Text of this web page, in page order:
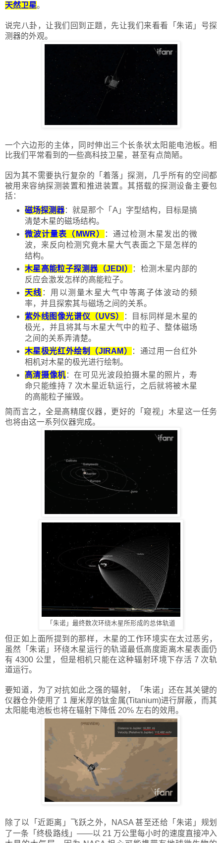
天然卫星。
说完八卦，让我们回到正题，先让我们来看看 「 朱诺 」 号探
测器的外观。
一个六边形的主体，同时伸出三个长条状太阳能电池板。相
比我们平常看到的一些高科技卫星，甚至有点简陋。
因为其不需要执行复杂的 「 着落 」探测，几乎所有的空间都
被用来容纳探测装置和推进装置。其搭载的探测设备主要包
括：
磁场探测器：就是那个 「 A 」 字型结构，目标是搞
清楚木星的磁场结构。
微波计量表（MWR）
：通过检测木星发出的微
波，来反向检测究竟木星大气表面之下是怎样的
结构。
木星高能粒子探测器（JEDI）
：检测木星内部的
反应会激发怎样的高能粒子。
天线 ：用以测量木星大气中等离子体波动的频
率，并且探索其与磁场之间的关系。
紫外线图像光谱仪（UVS）
：目标同样是木星的
极光，并且将其与木星大气中的粒子、整体磁场
之间的关系弄清楚。
木星极光红外绘制（JIRAM）
：通过用一台红外
相机对木星的极光进行绘制。
高清摄像机：在可见光波段拍摄木星的照片，寿
命只能维持 7 次木星近轨运行，之后就将被木星
的高能粒子摧毁。
简而言之，全是高精度仪器，更好的 「窥视 」 木星这一任务
也将由这一系列仪器完成。
「朱诺」最终数次环绕木星所形成的总体轨道
但正如上面所提到的那样，木星的工作环境实在太过恶劣，
虽然
「 朱诺 」 环绕木星运行的轨道最低高度距离木星表面仍
有 4300 公里，但是相机只能在这种辐射环境下存活 7 次轨
道运行。
要知道，为了对抗如此之强的辐射， 「 朱诺 」 还在其关键的
仪器仓外使用了 1 厘米厚的钛金属(Titanium)进行屏蔽，而其
太阳能电池板也将在辐射下降低 20% 左右的效用。
除了以 「近距离 」 飞跃之外，NASA 甚至还给 「 朱诺 」 规划
了一条 「终极路线 」 ——以 21 万公里每小时的速度直接冲入